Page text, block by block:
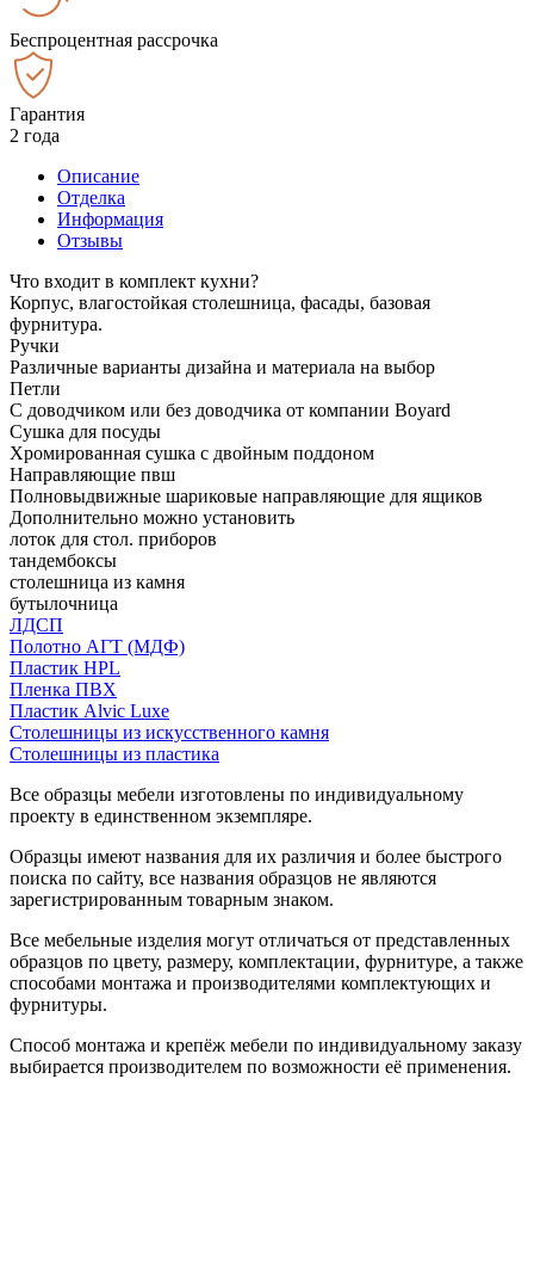
Беспроцентная рассрочка
Гарантия
2 года
Описание
Отделка
Информация
Отзывы
Что входит в комплект кухни?
Корпус, влагостойкая столешница, фасады, базовая
фурнитура.
Ручки
Различные варианты дизайна и материала на выбор
Петли
С доводчиком или без доводчика от компании Boyard
Сушка для посуды
Хромированная сушка с двойным поддоном
Направляющие пвш
Полновыдвижные шариковые направляющие для ящиков
Дополнительно можно установить
лоток для стол. приборов
тандембоксы
столешница из камня
бутылочница
ЛДСП
Полотно АГТ (МДФ)
Пластик HPL
Пленка ПВХ
Пластик Alvic Luxe
Столешницы из искусственного камня
Столешницы из пластика
Все образцы мебели изготовлены по индивидуальному
проекту в единственном экземпляре.
Образцы имеют названия для их различия и более быстрого
поиска по сайту, все названия образцов не являются
зарегистрированным товарным знаком.
Все мебельные изделия могут отличаться от представленных
образцов по цвету, размеру, комплектации, фурнитуре, а также
способами монтажа и производителями комплектующих и
фурнитуры.
Способ монтажа и крепёж мебели по индивидуальному заказу
выбирается производителем по возможности её применения.